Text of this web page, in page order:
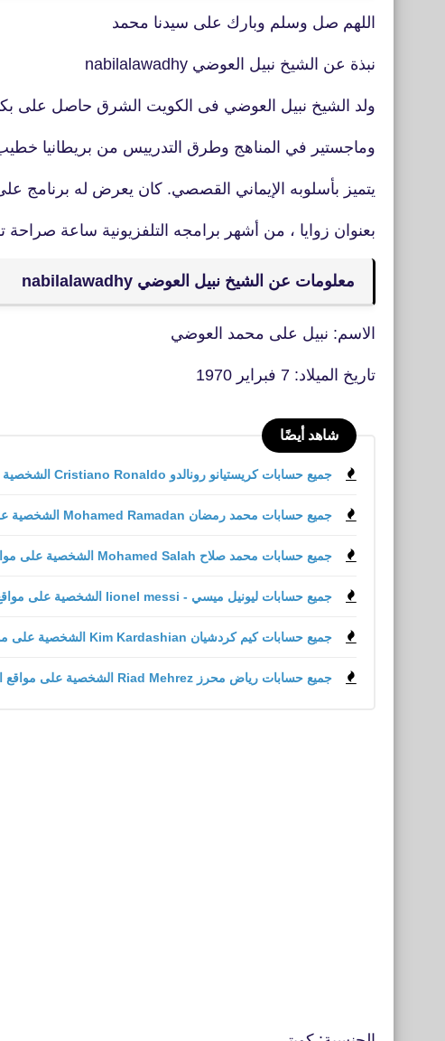
اللهم صل وسلم وبارك على سيدنا محمد
نبذة عن الشيخ نبيل العوضي nabilalawadhy
ولد الشيخ نبيل العوضي فى الكويت الشرق حاصل على
وماجستير في المناهج وطرق التدرييس من بريطانيا
يتميز بأسلوبه الإيماني القصصي. كان يعرض له برنامج
بعنوان زوايا ، من أشهر برامجه التلفزيونية ساعة صراحة
معلومات عن الشيخ نبيل العوضي nabilalawadhy
الاسم: نبيل على محمد العوضي
تاريخ الميلاد: 7 فبراير 1970
شاهد أيضًا
جميع حسابات كريستيانو رونالدو Cristiano Ronaldo الشخصية على مواقع التواصل الاجتماعي
جميع حسابات محمد رمضان Mohamed Ramadan الشخصية على مواقع التواصل الاجتماعي
جميع حسابات محمد صلاح Mohamed Salah الشخصية على مواقع التواصل الاجتماعي
جميع حسابات ليونيل ميسي - lionel messi الشخصية على مواقع التواصل الاجتماعي
جميع حسابات كيم كردشيان Kim Kardashian الشخصية على مواقع التواصل الاجتماعي
جميع حسابات رياض محرز Riad Mehrez الشخصية على مواقع التواصل الاجتماعي